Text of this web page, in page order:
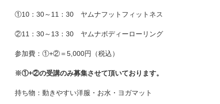
①10：30～11：30 ヤムナフットフィットネス
②11：30～13：30 ヤムナボディーローリング
参加費：①+②＝5,000円（税込）
※①+②の受講のみ募集させて頂いております。
持ち物：動きやすい洋服・お水・ヨガマット